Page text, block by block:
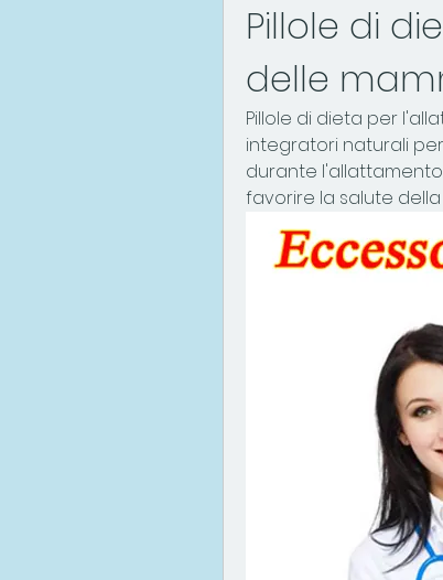
Pillole di
delle
Pillole di dieta per
integratori naturali
durante
favorire la salute